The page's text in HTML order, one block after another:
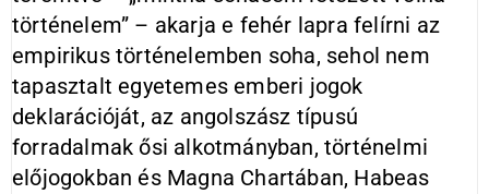
történelem” – akarja e fehér lapra felírni az
empirikus történelemben soha, sehol nem
tapasztalt egyetemes emberi jogok
deklarációját, az angolszász típusú
forradalmak ősi alkotmányban, történelmi
előjogokban és Magna Chartában, Habeas